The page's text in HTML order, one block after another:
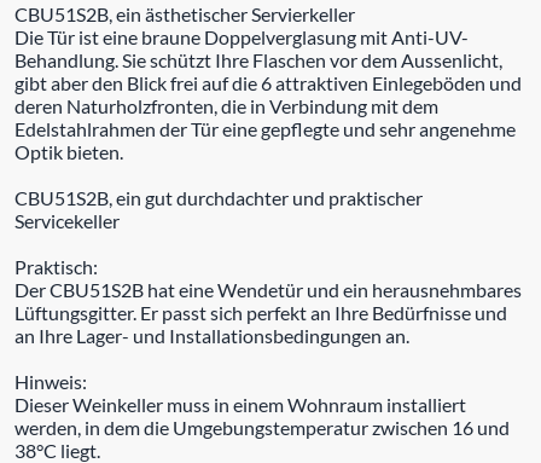
CBU51S2B, ein ästhetischer Servierkeller
Die Tür ist eine braune Doppelverglasung mit Anti-UV-
Behandlung. Sie schützt Ihre Flaschen vor dem Aussenlicht,
gibt aber den Blick frei auf die 6 attraktiven Einlegeböden und
deren Naturholzfronten, die in Verbindung mit dem
Edelstahlrahmen der Tür eine gepflegte und sehr angenehme
Optik bieten.
CBU51S2B, ein gut durchdachter und praktischer
Servicekeller
Praktisch:
Der CBU51S2B hat eine Wendetür und ein herausnehmbares
Lüftungsgitter. Er passt sich perfekt an Ihre Bedürfnisse und
an Ihre Lager- und Installationsbedingungen an.
Hinweis:
Dieser Weinkeller muss in einem Wohnraum installiert
werden, in dem die Umgebungstemperatur zwischen 16 und
38°C liegt.